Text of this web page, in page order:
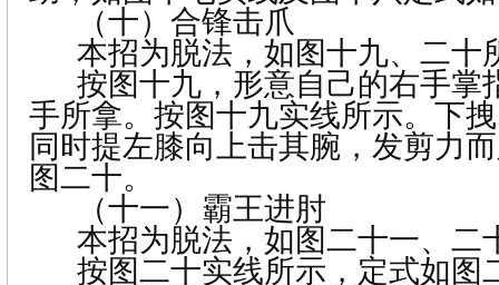
（十） 合锋击爪
本招为脱法，如图十九、二十
按图十九，形意自己的右手掌
手所拿。按图十九实线所示。下
同时提左膝向上击其腕，发剪力
图二十。
（十一） 霸王进肘
本招为脱法，如图二十一、二
按图二十实线所示，定式如图